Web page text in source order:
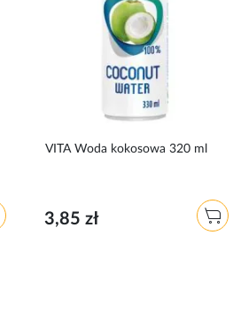
VITA Woda kokosowa 320 ml
3,85 zł